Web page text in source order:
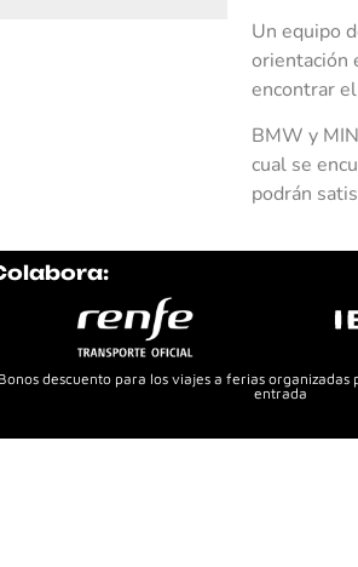
Un equipo
orientación
encontrar
BMW y
cual se
podrán
Bonos descuento para los viajes a ferias organizadas
entrada